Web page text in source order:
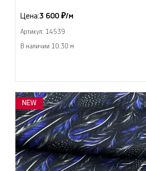
Цена:3 600 ₽/м
Артикул: 14539
В наличии 10.30 м
NEW